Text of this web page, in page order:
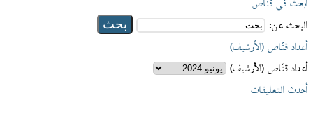
البحث عن:
أعداد قنّاص (الأرشيف)
أعداد قنّاص (الأرشيف)
أحدث التعليقات